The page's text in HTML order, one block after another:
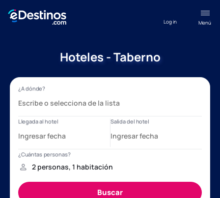
Menú
Log in
Hoteles - Taberno